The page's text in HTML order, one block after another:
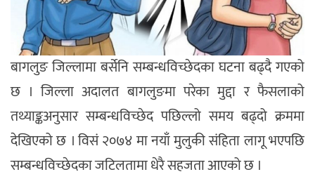
बागलुङ जिल्लामा बर्सेनि सम्बन्धविच्छेदका घटना बढ्दै गएको
छ । जिल्ला अदालत बागलुङमा परेका मुद्दा र फैसलाको
तथ्याङ्कअनुसार सम्बन्धविच्छेद पछिल्लो समय बढ्दो क्रममा
देखिएको छ । विसं २०७४ मा नयाँ मुलुकी संहिता लागू भएपछि
सम्बन्धविच्छेदका जटिलतामा धेरै सहजता आएको छ ।